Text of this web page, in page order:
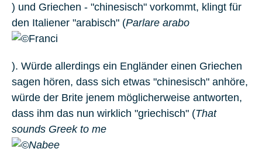
) und Griechen - "chinesisch" vorkommt, klingt für
den Italiener "arabisch" (Parlare arabo
). Würde allerdings ein Engländer einen Griechen
sagen hören, dass sich etwas "chinesisch" anhöre,
würde der Brite jenem möglicherweise antworten,
dass ihm das nun wirklich "griechisch" (That
sounds Greek to me